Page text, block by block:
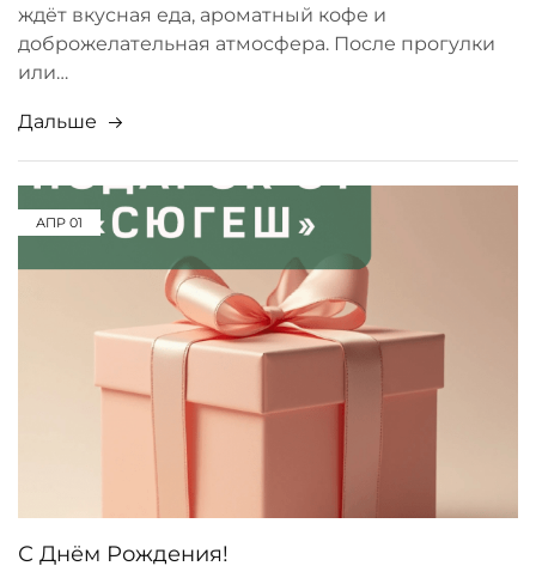
ждёт вкусная еда, ароматный кофе и
доброжелательная атмосфера. После прогулки
или…
Дальше
АПР 01
С Днём Рождения!